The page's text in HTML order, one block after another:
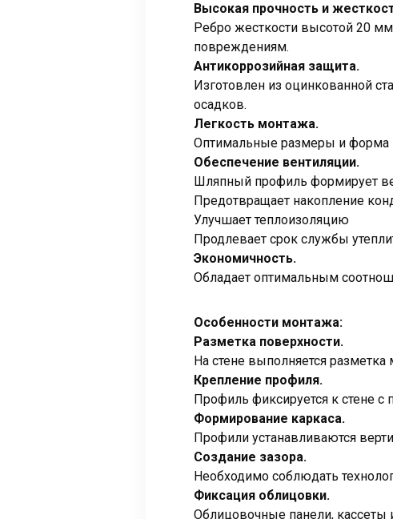
Высокая прочность и
Ребро жесткости высотой 20
повреждениям.
Антикоррозийная защита.
Изготовлен из оцинкованной
осадков.
Легкость монтажа.
Оптимальные размеры и форма
Обеспечение вентиляции.
Шляпный профиль формирует
Предотвращает накопление
Улучшает теплоизоляцию
Продлевает срок службы
Экономичность.
Обладает оптимальным
Особенности монтажа:
Разметка поверхности.
На стене выполняется
Крепление профиля.
Профиль фиксируется к стене
Формирование каркаса.
Профили устанавливаются
Создание зазора.
Необходимо соблюдать
Фиксация облицовки.
Облицовочные панели, кассеты